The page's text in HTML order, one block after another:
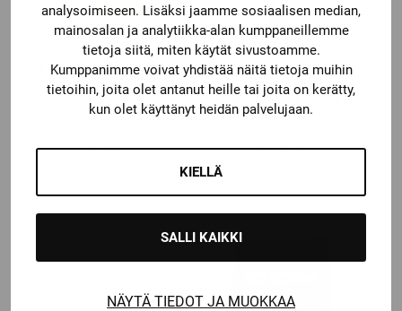
analysoimiseen. Lisäksi jaamme sosiaalisen median,
mainosalan ja analytiikka-alan kumppaneillemme
tietoja siitä, miten käytät sivustoamme.
Kumppanimme voivat yhdistää näitä tietoja muihin
tietoihin, joita olet antanut heille tai joita on kerätty,
kun olet käyttänyt heidän palvelujaan.
KIELLÄ
SALLI KAIKKI
NÄYTÄ TIEDOT JA MUOKKAA
JK TEKNIIKKAKUULA
7,50€
Lizard skin
LIZARD SKINS
GRIPPITEIPPI CAMO
14,90€